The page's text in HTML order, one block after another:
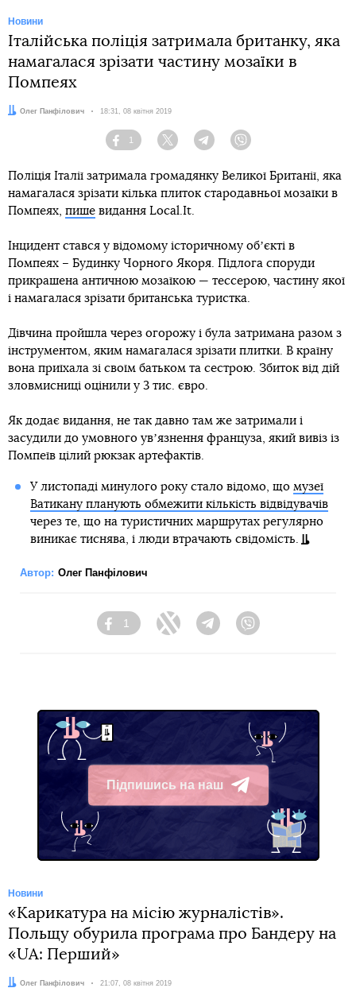
Новини
Італійська поліція затримала британку, яка
намагалася зрізати частину мозаїки в
Помпеях
Автор:
Олег Панфілович Дата:
18:31, 08 квітня 2019
Facebook
1
Twitter TelegramViber
Поліція Італії затримала громадянку Великої Британії, яка
намагалася зрізати кілька плиток стародавньої мозаїки в
Помпеях, пише видання Local.It.
Інцидент стався у відомому історичному обʼєкті в
Помпеях – Будинку Чорного Якоря. Підлога споруди
прикрашена античною мозаїкою — тессерою, частину якої
і намагалася зрізати британська туристка.
Дівчина пройшла через огорожу і була затримана разом з
інструментом, яким намагалася зрізати плитки. В країну
вона приїхала зі своїм батьком та сестрою. Збиток від дій
зловмисниці оцінили у 3 тис. євро.
Як додає видання, не так давно там же затримали і
засудили до умовного увʼязнення француза, який вивіз із
Помпеїв цілий рюкзак артефактів.
У листопаді минулого року стало відомо, що музеї
Ватикану планують обмежити кількість відвідувачів
через те, що на туристичних маршрутах регулярно
виникає тиснява, і люди втрачають свідомість.
Автор: Олег Панфілович
Facebook
1
Twitter TelegramViber
Підпишись на наш
Telegram
Новини
«Карикатура на місію журналістів».
Польщу обурила програма про Бандеру на
«UA: Перший»
Автор:
Олег Панфілович Дата:
21:07, 08 квітня 2019